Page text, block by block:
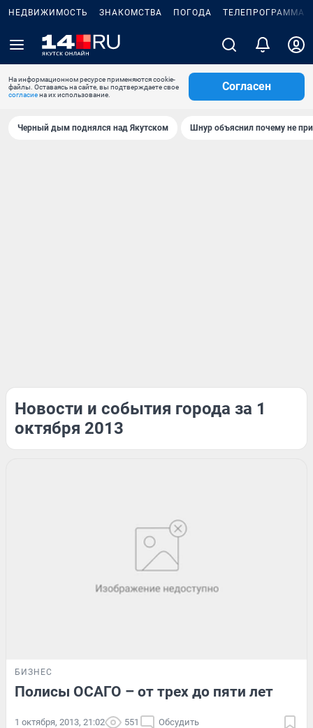
НЕДВИЖИМОСТЬ ЗНАКОМСТВА ПОГОДА ТЕЛЕПРОГРАММА
На информационном ресурсе применяются cookie-
файлы. Оставаясь на сайте, вы подтверждаете свое
согласиена их использование.
Согласен
Черный дым поднялся над Якутском Шнур объяснил почему не
Новости и события города за 1
октября 2013
БИЗНЕС
Полисы ОСАГО – от трех до пяти лет
1 октября, 2013, 21:02 551 Обсудить